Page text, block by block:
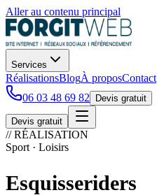
Aller au contenu principal
Services
RéalisationsBlogÀ proposContact
06 03 48 69 82
Devis gratuit
Devis gratuit
// RÉALISATION
Sport · Loisirs
Esquisseriders